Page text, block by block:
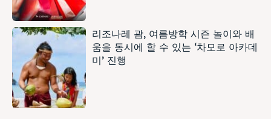
리조나레 괌, 여름방학 시즌 놀이와 배
움을 동시에 할 수 있는 ‘차모로 아카데
미’ 진행